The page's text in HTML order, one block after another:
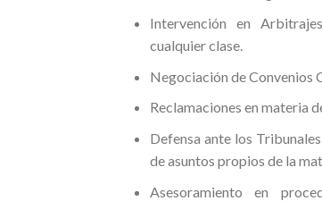
Intervención en
cualquier clase.
Negociación de Convenios
Reclamaciones en materia
Defensa ante los
de asuntos propios de la
Asesoramiento en